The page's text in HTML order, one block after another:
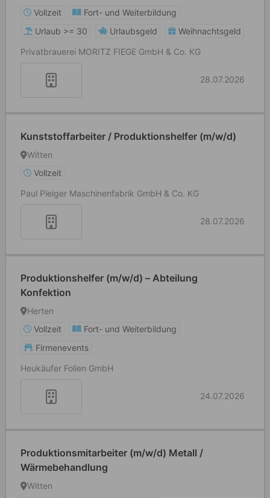
Vollzeit
Fort- und Weiterbildung
Urlaub >= 30
Urlaubsgeld
Weihnachtsgeld
Privatbrauerei MORITZ FIEGE GmbH & Co. KG
28.07.2026
Kunststoffarbeiter / Produktionshelfer (m/w/d)
Witten
Vollzeit
Paul Pleiger Maschinenfabrik GmbH & Co. KG
28.07.2026
Produktionshelfer (m/w/d) – Abteilung
Konfektion
Herten
Vollzeit
Fort- und Weiterbildung
Firmenevents
Heukäufer Folien GmbH
24.07.2026
Produktionsmitarbeiter (m/w/d) Metall /
Wärmebehandlung
Witten